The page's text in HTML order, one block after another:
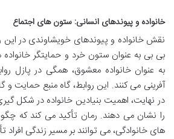
خانواده و پیوندهای انسانی: ستون های اجتماع
نقش خانواده و پیوندهای خویشاوندی در
بی بی به عنوان ستون خرد و حمایتگر خانواده
به عنوان خانواده معشوق، همگی در پازل
آفرینی می کنند. این روابط، گاه منبع حمایت و
در نهایت، اهمیت بنیادین خانواده در شکل
را نشان می دهند. رمان تأکید می کند که
های خانوادگی، می توانند بر مسیر زندگی افراد